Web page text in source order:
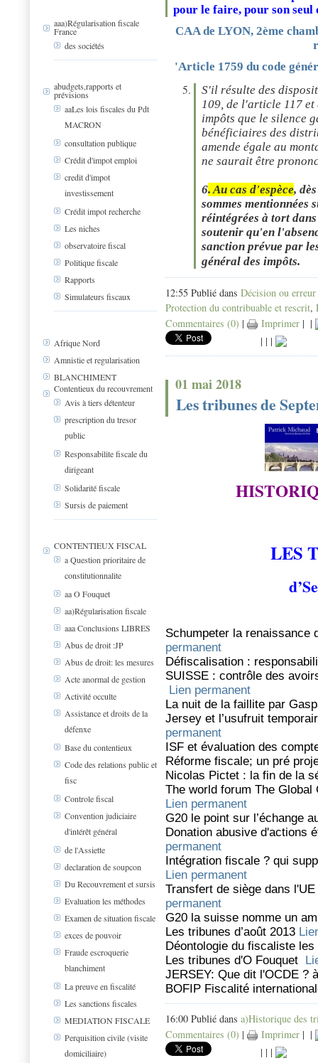
aaa)Régularisation fiscale
France
des sociétés
abudgets,rapports et
prévisions
aaLes lois fiscales du Pdt
MACRON
consultation publique
Crédit d'impot emploi
credit d'impot
investissement
Crédit impot recherche
Les niches
observatoire fiscal
Politique fiscale
Rapports
Simulateurs fiscaux
Afrique Nord
Amnistie et regularisation
BLANCHIMENT
Contentieux du recouvrement
Avis à tiers détenteur
prescription du tresor
public
Responsabilite fiscale du
dirigeant
Solidarité fiscale
Sursis de paiement
CONTENTIEUX FISCAL
a Question prioritaire de
constitutionnalite
aa O Fouquet
aa)Régularisation fiscale
aaa Conclusions LIBRES
Abus de droit :JP
Abus de droit: les mesures
Acte anormal de gestion
Activité occulte
Assistance et droits de la
défenxe
Base du contentieux
Code des relations public et
fisc
Controle fiscal
Convention judiciaire
d'intérêt général
de l'Assiette
declaration de soupcon
Du Recouvrement et sursis
Evaluation les méthodes
Examen de situation fiscale
exces de pouvoir
Fraude escroquerie
blanchiment
La preuve en fiscalité
Les sanctions fiscales
MEDIATION FISCALE
Perquisition civile (visite
domiciliaire)
pour le faire, pour son seul
CAA de LYON, 2ème
'Article 1759 du code
S'il résulte des
109, de l'article 117
impôts que le silence
bénéficiaires des
amende égale au
ne saurait être
6. Au cas d'espèce,
sommes mentionnées
réintégrées à tort
soutenir qu'en
sanction prévue par
général des impôts.
12:55 Publié dans Décision ou
Protection du contribuable et rescrit,
Commentaires (0) | Imprimer | |
| | |
01 mai 2018
Les tribunes de
LES
Schumpeter la renaissance
permanent
Défiscalisation :
SUISSE : contrôle des
Lien permanent
La nuit de la faillite par
Jersey et l’usufruit
permanent
ISF et évaluation des
Réforme fiscale; un pré
Nicolas Pictet : la fin de la
The world forum The
Lien permanent
G20 le point sur l’échange
Donation abusive d'actions
permanent
Intégration fiscale ? qui
Lien permanent
Transfert de siège dans
permanent
G20 la suisse nomme un
Les tribunes d’août 2013
Déontologie du fiscaliste
Les tribunes d'O Fouquet
JERSEY: Que dit l'OCDE ?
BOFIP Fiscalité
16:00 Publié dans a)Historique des
Commentaires (0) | Imprimer | |
| | |